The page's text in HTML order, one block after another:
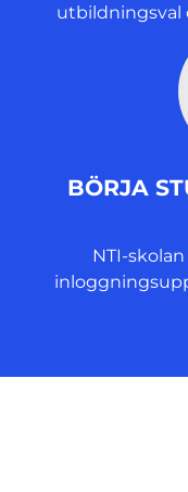
utbildningsval
BÖRJA
NTI-